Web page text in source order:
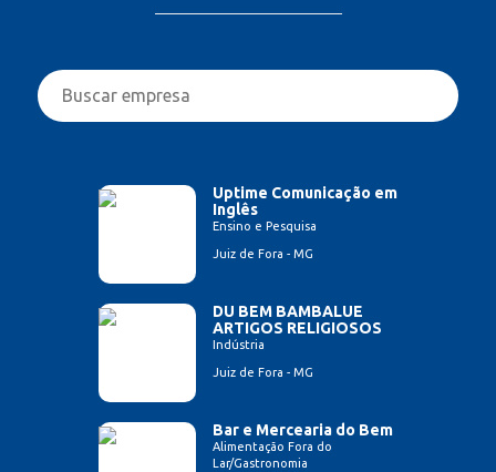
Uptime Comunicação em
Inglês
Ensino e Pesquisa
Juiz de Fora - MG
DU BEM BAMBALUE
ARTIGOS RELIGIOSOS
Indústria
Juiz de Fora - MG
Bar e Mercearia do Bem
Alimentação Fora do
Lar/Gastronomia